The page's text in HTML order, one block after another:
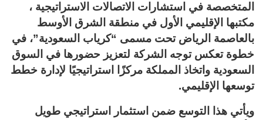
المتخصصة في استشارات الاتصالات الاستراتيجية ،
مكتبها الإقليمي الأول في منطقة الشرق الأوسط
بالعاصمة الرياض تحت مسمى “كرياب السعودية”، في
خطوة تعكس توجه الشركة لتعزيز حضورها في السوق
السعودية واتخاذ المملكة مركزًا استراتيجيًا لإدارة خطط
توسعها الإقليمي.
ويأتي هذا التوسع ضمن استثمار استراتيجي طويل